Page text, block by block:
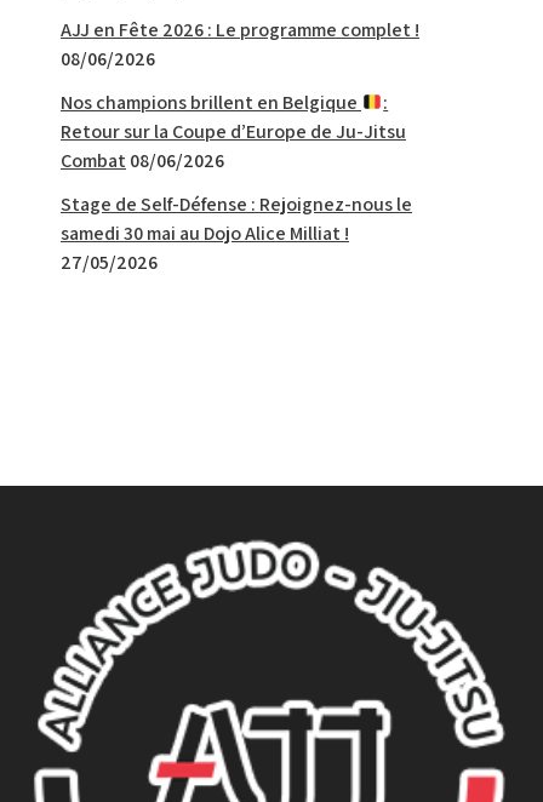
AJJ en Fête 2026 : Le programme complet !
08/06/2026
Nos champions brillent en Belgique
:
Retour sur la Coupe d’Europe de Ju-Jitsu
Combat 08/06/2026
Stage de Self-Défense : Rejoignez-nous le
samedi 30 mai au Dojo Alice Milliat !
27/05/2026